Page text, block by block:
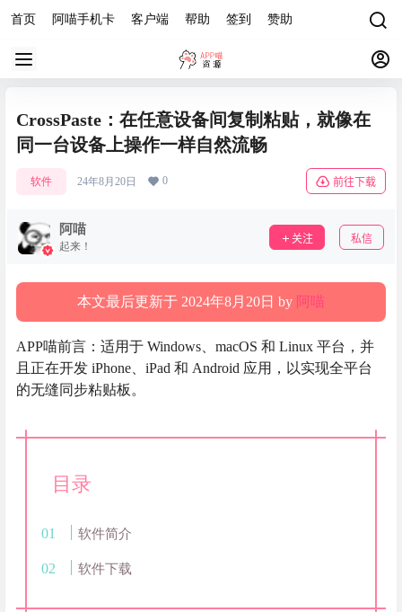
首页 阿喵手机卡 客户端 帮助 签到 赞助
CrossPaste：在任意设备间复制粘贴，就像在
同一台设备上操作一样自然流畅
软件 24年8月20日 0 前往下载
阿喵
起来！
关注 私信
本文最后更新于 2024年8月20日 by 阿喵
APP喵前言：适用于 Windows、macOS 和 Linux 平台，并
且正在开发 iPhone、iPad 和 Android 应用，以实现全平台
的无缝同步粘贴板。
目录
软件简介
软件下载